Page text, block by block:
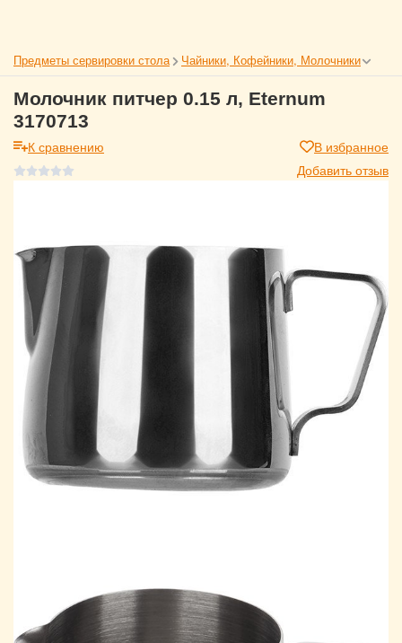
Предметы сервировки стола Чайники, Кофейники, Молочники
Молочник питчер 0.15 л, Eternum
3170713
К сравнению
В избранное
Добавить отзыв